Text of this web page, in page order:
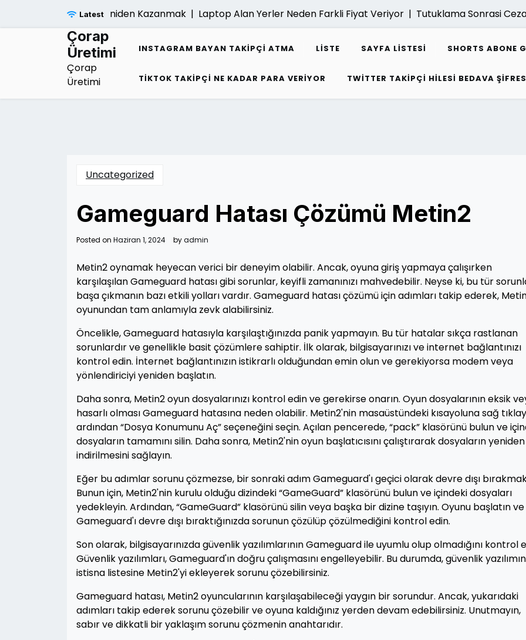
Latest
Sonrasi Umudu Yeniden Kazanmak |Laptop Alan Yerler Neden Farkli Fiyat Veriyor |Tutuklama Sonrasi Ceza
Çorap
Üretimi
Çorap
Üretimi
INSTAGRAM BAYAN TAKIPÇI ATMA LISTE SAYFA LISTESI SHORTS ABONE
TIKTOK TAKIPÇI NE KADAR PARA VERIYOR TWITTER TAKIPÇI HILESI BEDAVA
Uncategorized
Gameguard Hatası Çözümü Metin2
Posted on Haziran 1, 2024 byadmin
Metin2 oynamak heyecan verici bir deneyim olabilir. Ancak, oyuna giriş yapmaya çalışırken
karşılaşılan Gameguard hatası gibi sorunlar, keyifli zamanınızı mahvedebilir. Neyse ki, bu tür
başa çıkmanın bazı etkili yolları vardır. Gameguard hatası çözümü için adımları takip ederek,
oyunundan tam anlamıyla zevk alabilirsiniz.
Öncelikle, Gameguard hatasıyla karşılaştığınızda panik yapmayın. Bu tür hatalar sıkça rastlanan
sorunlardır ve genellikle basit çözümlere sahiptir. İlk olarak, bilgisayarınızı ve internet bağlantınızı
kontrol edin. İnternet bağlantınızın istikrarlı olduğundan emin olun ve gerekiyorsa modem veya
yönlendiriciyi yeniden başlatın.
Daha sonra, Metin2 oyun dosyalarınızı kontrol edin ve gerekirse onarın. Oyun dosyalarının eksik
hasarlı olması Gameguard hatasına neden olabilir. Metin2'nin masaüstündeki kısayoluna sağ
ardından “Dosya Konumunu Aç” seçeneğini seçin. Açılan pencerede, “pack” klasörünü bulun ve
dosyaların tamamını silin. Daha sonra, Metin2'nin oyun başlatıcısını çalıştırarak dosyaların yeniden
indirilmesini sağlayın.
Eğer bu adımlar sorunu çözmezse, bir sonraki adım Gameguard'ı geçici olarak devre dışı
Bunun için, Metin2'nin kurulu olduğu dizindeki “GameGuard” klasörünü bulun ve içindeki dosyaları
yedekleyin. Ardından, “GameGuard” klasörünü silin veya başka bir dizine taşıyın. Oyunu başlatın ve
Gameguard'ı devre dışı bıraktığınızda sorunun çözülüp çözülmediğini kontrol edin.
Son olarak, bilgisayarınızda güvenlik yazılımlarının Gameguard ile uyumlu olup olmadığını kontrol
Güvenlik yazılımları, Gameguard'ın doğru çalışmasını engelleyebilir. Bu durumda, güvenlik
istisna listesine Metin2'yi ekleyerek sorunu çözebilirsiniz.
Gameguard hatası, Metin2 oyuncularının karşılaşabileceği yaygın bir sorundur. Ancak, yukarıdaki
adımları takip ederek sorunu çözebilir ve oyuna kaldığınız yerden devam edebilirsiniz. Unutmayın,
sabır ve dikkatli bir yaklaşım sorunu çözmenin anahtarıdır.